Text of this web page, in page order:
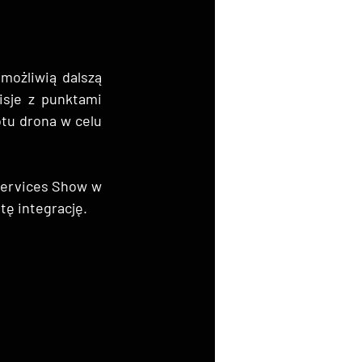
dalszą
z punktami
drona w celu
Show w
integrację.